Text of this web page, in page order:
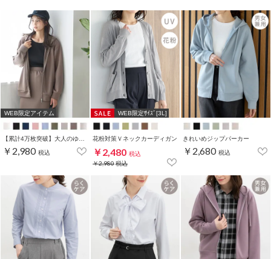
WEB限定アイテム
￥2,980 税込
WEB限定ｻｲｽﾞ[3L]
花粉対策Ｖネックカーディガン
￥2,480 税込
￥2,980税込
きれいめジップパーカー
￥2,680 税込